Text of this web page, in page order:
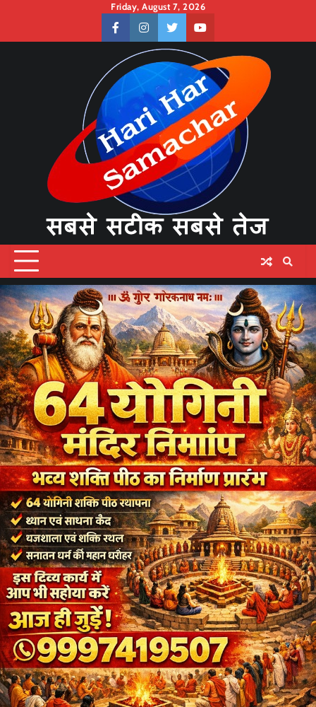
content
Friday, August 7, 2026
facebookinstagramtwitteryoutube